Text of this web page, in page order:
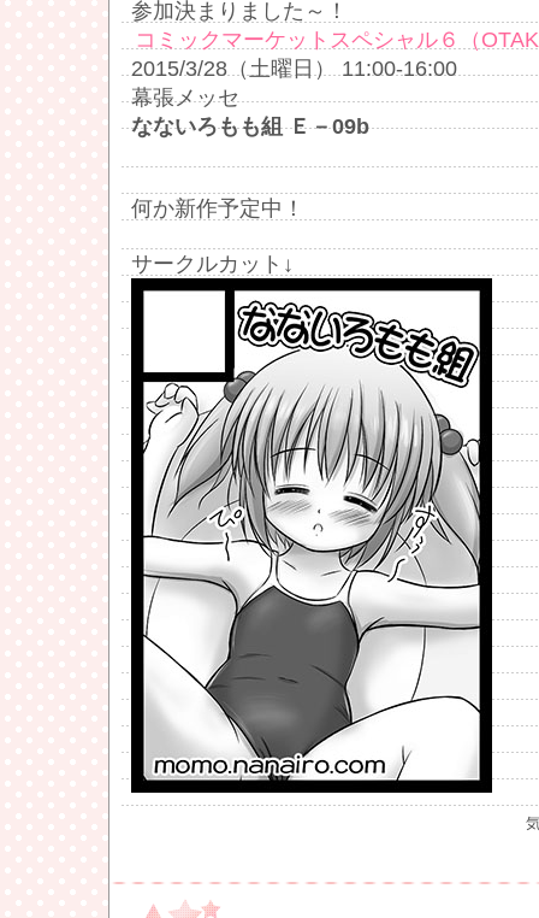
参加決まりました～！
コミックマーケットスペシャル６（
2015/3/28（土曜日） 11:00-16:00
幕張メッセ
なないろもも組 Ｅ－09b
何か新作予定中！
サークルカット↓